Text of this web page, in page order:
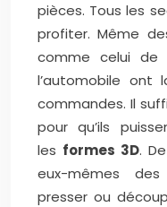
pièces. Tous les
profiter. Même
comme celui de
l’automobile ont
commandes. Il
pour qu’ils
les formes 3D.
eux-mêmes
presser ou